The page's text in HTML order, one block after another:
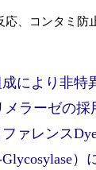
応、コンタミ防
により非特
ラーゼの採
ァレンス